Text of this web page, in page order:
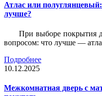
Атлас или
лучше?
При выборе покрытия
вопросом: что лучше —
Подробнее
10.12.2025
Межкомнатная дверь с